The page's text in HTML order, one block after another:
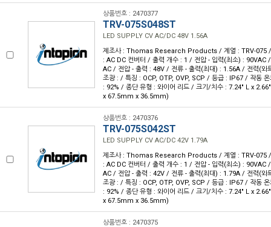
상품번호 : 2470377
TRV-075S048ST
LED SUPPLY CV AC/DC 48V 1.56A
제조사 : Thomas Research Products / 계열 : TRV-075 /
: AC DC 컨버터 / 출력 개수 : 1 / 전압 - 입력(최소) : 90VAC
AC / 전압 - 출력 : 48V / 전류 - 출력(최대) : 1.56A / 전력(
조광 : / 특징 : OCP, OTP, OVP, SCP / 등급 : IP67 / 작동
: 92% / 종단 유형 : 와이어 리드 / 크기/치수 : 7.24" L x
x 67.5mm x 36.5mm)
상품번호 : 2470376
TRV-075S042ST
LED SUPPLY CV AC/DC 42V 1.79A
제조사 : Thomas Research Products / 계열 : TRV-075 /
: AC DC 컨버터 / 출력 개수 : 1 / 전압 - 입력(최소) : 90VAC
AC / 전압 - 출력 : 42V / 전류 - 출력(최대) : 1.79A / 전력(
조광 : / 특징 : OCP, OTP, OVP, SCP / 등급 : IP67 / 작동
: 92% / 종단 유형 : 와이어 리드 / 크기/치수 : 7.24" L x
x 67.5mm x 36.5mm)
상품번호 : 2470375